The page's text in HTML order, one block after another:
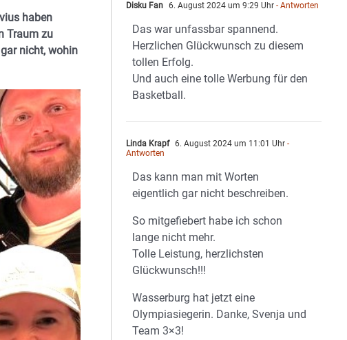
haben
Traum zu
nicht, wohin
Disku Fan 6. August 2024 um 9:29 Uhr - Antworten
Das war unfassbar spannend.
Herzlichen Glückwunsch zu diesem
tollen Erfolg.
Und auch eine tolle Werbung für den
Basketball.
Linda Krapf 6. August 2024 um 11:01 Uhr -
Antworten
Das kann man mit Worten
eigentlich gar nicht beschreiben.
So mitgefiebert habe ich schon
lange nicht mehr.
Tolle Leistung, herzlichsten
Glückwunsch!!!
Wasserburg hat jetzt eine
Olympiasiegerin. Danke, Svenja und
Team 3×3!